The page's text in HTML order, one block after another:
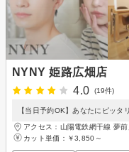
NYNY 姫路広畑店
4.0
(19件)
【当日予約OK】あなたにピッ
アクセス：山陽電鉄網干線 夢
カット単価： ￥3,850～